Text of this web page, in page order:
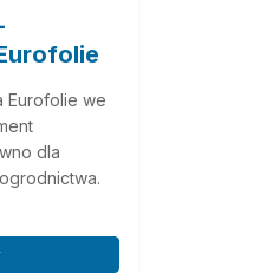
Eurofolie we
dla